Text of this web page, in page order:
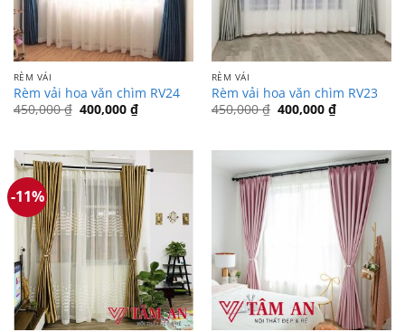
RÈM VẢI
Rèm vải hoa văn chìm RV24
450,000₫ Giá
400,000 ₫Giá
hiện
400,000 ₫.
RÈM VẢI
Rèm vải hoa văn chìm RV23
450,000₫ Giá
400,000 ₫Giá
hiện
400,000 ₫.
-11%